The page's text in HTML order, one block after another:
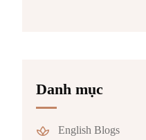
Danh mục
English Blogs